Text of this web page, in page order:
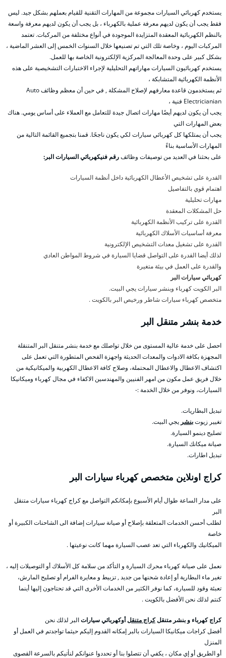
يستخدم كهربائي السيارات مجموعة من المهارات التقنية للقيام بعملهم بشكل جيد. ليس
فقط يجب أن يكون لديهم معرفة عملية بالكهرباء ، بل يجب أن يكون لديهم معرفة واسعة
بالنظم الكهربائية المعقدة المتزايدة الموجودة في أنواع مختلفة من المركبات. تعتمد
المركبات اليوم ، وخاصة تلك التي تم تصنيعها خلال السنوات الخمس إلى العشر الماضية ،
بشكل كبير على وحدة المعالجة المركزية الإلكترونية الخاصة بها للعمل.
يستخدم كهربائيون السيارات مهاراتهم التحليلية لإجراء الاختبارات التشخيصية على هذه
الأنظمة الكهربائية المتشابكة ،
ثم يستخدمون قاعدة معارفهم لإصلاح المشكلة , في حين أن معظم وظائف Auto
Electricianian فنية ،
يجب أن يكون لديهم أيضًا مهارات اتصال جيدة للتعامل مع العملاء على أساس يومي. هناك
بعض المهارات التي
يجب أن يمتلكها كل كهربائي سيارات لكي يكون ناجحًا. قمنا بتجميع القائمة التالية من
المهارات الأساسية بناءً
على بحثنا في العديد من توصيفات وظائفرقم فنيكهربائي السيارات البر:
القدرة على تشخيص الأعطال الكهربائية داخل أنظمة السيارات
اهتمام قوي بالتفاصيل
مهارات تحليلية
حل المشكلات المعقدة
القدرة على تركيب الأنظمة الكهربائية
معرفة أساسيات الأسلاك الكهربائية
القدرة على تشغيل معدات التشخيص الإلكترونية
لذلك أيضا القدرة على التواصل قضايا السيارة في شروط المواطن العادي
والقدرة على العمل في بيئة متغيرة
كهربائي سيارات البر
البر الكويت كهرباء وبنشر سيارات يجي البيت.
متخصص كهرباء سيارات شاطر ورخيص البر بالكويت .
خدمة بنشر متنقل البر
احصل على خدمة عالية المستوى من خلال تواصلك مع خدمة بنشر متنقل البر المتنقلة
المجهزة بكافة الادوات والمعدات الحديثة واجهزة الفحص المتطورة التي تعمل على
اكتشاف الاعطال والاعطال المحتملة، وصلاح كافة الاعطال الكهربية والميكانيكية من
خلال فريق عمل مكون من امهر الفنيين والمهندسين الاكفاء في مجال كهرباء وميكانيكا
السيارات، ونوفر من خلال الخدمة :-
تبديل البطاريات.
تغيير زيوتبنشر يجي البيت.
تصليح دينمو السيارة.
صيانة ميكانك السيارة.
تبديل اطارات.
كراج اونلاين متخصص كهرباء سيارات البر
على مدار الساعة طوال أيام الأسبوع بإمكانكم التواصل مع كراج كهرباء سيارات متنقل
البر
لطلب أحسن الخدمات المتعلقة بإصلاح أو صيانة سيارات إضافة الى الشاحنات الكبيرة أو
خاصة
الميكانيك والكهرباء التي تعد عصب السيارة مهما كانت نوعيتها .
نعمل على صيانة كهرباء محرك السيارة و التأكد من سلامة كل الأسلاك أو التوصيلات إليه ،
تغير ماء البطارية أو إعادة شحنها من جديد , تزبيط و معايرة الفرام أو تصليح المارش،
تعبئة وقود للسيارة، كما نوفر الكثير من الخدمات الأخرى التي قد تحتاجون إليها أينما
كنتم لذلك نحن الأفضل بالكويت .
كراج كهرباء و بنشر متنقلكراج متنقلأوكهربائي سياراتالبر لذلك نحن
أفضل كراجات ميكانيكا السيارات بالبر إمكانه القدوم إليكم حيثما تواجدتم في العمل أو
المنزل
أو الطريق أو إي مكان ، يكفي أن تتصلوا بنا أو تحددوا عنوانكم لنأتيكم بالسرعة القصوى